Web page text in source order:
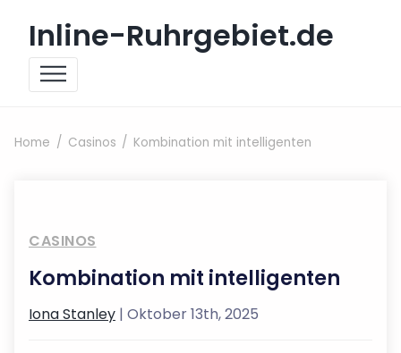
Inline-Ruhrgebiet.de
Home Casinos Kombination mit intelligenten
CASINOS
Kombination mit intelligenten
Iona Stanley | Oktober 13th, 2025